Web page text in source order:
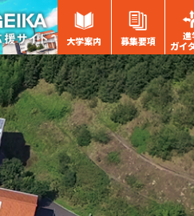
大学案内 募集要項
進
ガイ